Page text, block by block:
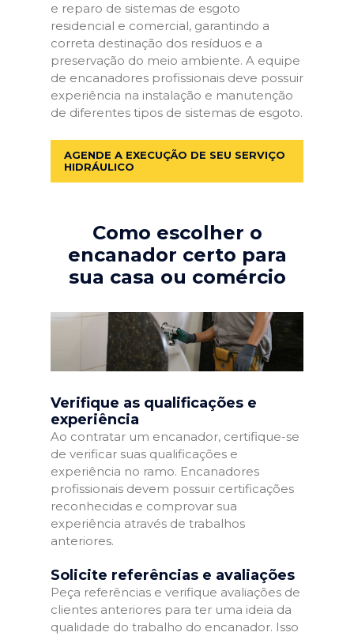
e reparo de sistemas de esgoto
residencial e comercial, garantindo a
correta destinação dos resíduos e a
preservação do meio ambiente. A equipe
de encanadores profissionais deve possuir
experiência na instalação e manutenção
de diferentes tipos de sistemas de esgoto.
AGENDE A EXECUÇÃO DE SEU SERVIÇO
HIDRÁULICO
Como escolher o
encanador certo para
sua casa ou comércio
Verifique as qualificações e
experiência
Ao contratar um encanador, certifique-se
de verificar suas qualificações e
experiência no ramo. Encanadores
profissionais devem possuir certificações
reconhecidas e comprovar sua
experiência através de trabalhos
anteriores.
Solicite referências e avaliações
Peça referências e verifique avaliações de
clientes anteriores para ter uma ideia da
qualidade do trabalho do encanador. Isso